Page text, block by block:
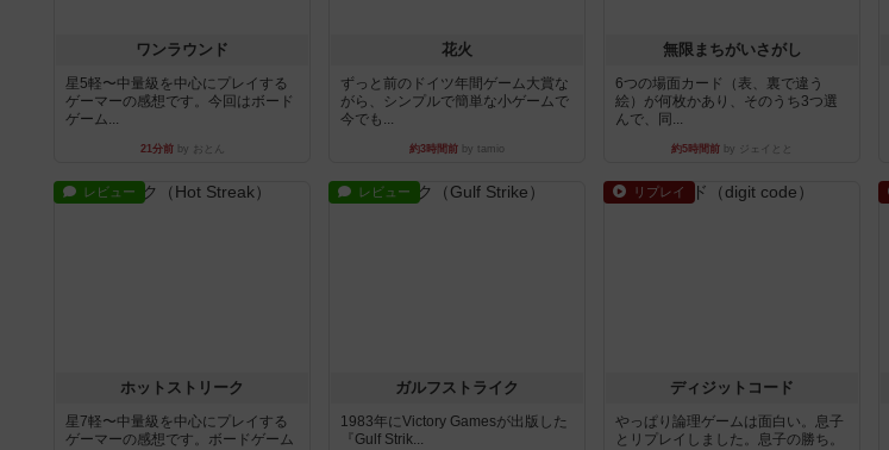
ワンラウンド
星5軽〜中量級を中心にプレイする
ゲーマーの感想です。今回はボード
ゲーム...
21分前by おとん
花火
ずっと前のドイツ年間ゲーム大賞な
がら、シンプルで簡単な小ゲームで
今でも...
約3時間前 by tamio
無限まちがいさがし
6つの場面カード（表、裏で違う
絵）が何枚かあり、そのうち3つ選
んで、同...
約5時間前 by ジェイとと
レビュー
ホットストリーク
星7軽〜中量級を中心にプレイする
ゲーマーの感想です。ボードゲーム
レビュー
ガルフストライク
1983年にVictory Gamesが出版した
『Gulf Strik...
リプレイ
ディジットコード
やっぱり論理ゲームは面白い。息子
とリプレイしました。息子の勝ち。